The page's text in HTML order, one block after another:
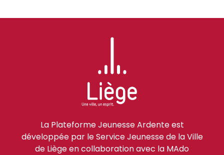
La Plateforme Jeunesse Ardente est
développée par le Service Jeunesse de la Ville
de Liège en collaboration avec la MAdo